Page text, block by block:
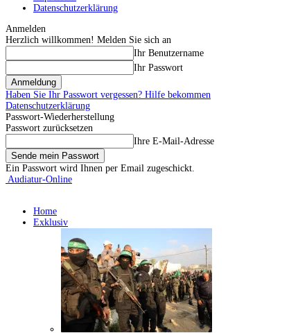
Datenschutzerklärung
Anmelden
Herzlich willkommen! Melden Sie sich an
Ihr Benutzername
Ihr Passwort
Haben Sie Ihr Passwort vergessen? Hilfe bekommen
Datenschutzerklärung
Passwort-Wiederherstellung
Passwort zurücksetzen
Ihre E-Mail-Adresse
Ein Passwort wird Ihnen per Email zugeschickt.
Audiatur-Online
Home
Exklusiv